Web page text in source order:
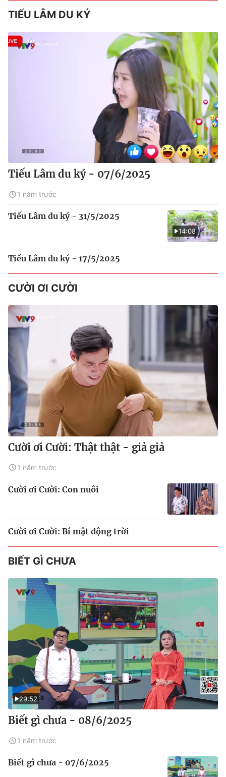
TIẾU LÂM DU KÝ
Tiếu Lâm du ký - 07/6/2025
1 năm trước
14:08
Tiếu Lâm du ký - 31/5/2025
Tiếu Lâm du ký - 17/5/2025
CƯỜI ƠI CƯỜI
Cười ơi Cười: Thật thật - giả giả
1 năm trước
Cười ơi Cười: Con nuôi
Cười ơi Cười: Bí mật động trời
BIẾT GÌ CHƯA
29:52
Biết gì chưa - 08/6/2025
1 năm trước
Biết gì chưa - 07/6/2025